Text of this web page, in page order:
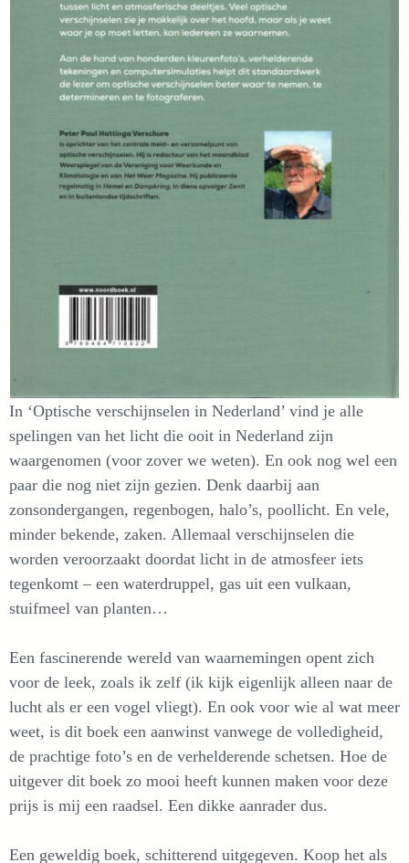
In ‘Optische verschijnselen in Nederland’ vind je alle
spelingen van het licht die ooit in Nederland zijn
waargenomen (voor zover we weten). En ook nog wel een
paar die nog niet zijn gezien. Denk daarbij aan
zonsondergangen, regenbogen, halo’s, poollicht. En vele,
minder bekende, zaken. Allemaal verschijnselen die
worden veroorzaakt doordat licht in de atmosfeer iets
tegenkomt – een waterdruppel, gas uit een vulkaan,
stuifmeel van planten…
Een fascinerende wereld van waarnemingen opent zich
voor de leek, zoals ik zelf (ik kijk eigenlijk alleen naar de
lucht als er een vogel vliegt). En ook voor wie al wat meer
weet, is dit boek een aanwinst vanwege de volledigheid,
de prachtige foto’s en de verhelderende schetsen. Hoe de
uitgever dit boek zo mooi heeft kunnen maken voor deze
prijs is mij een raadsel. Een dikke aanrader dus.
Een geweldig boek, schitterend uitgegeven. Koop het als